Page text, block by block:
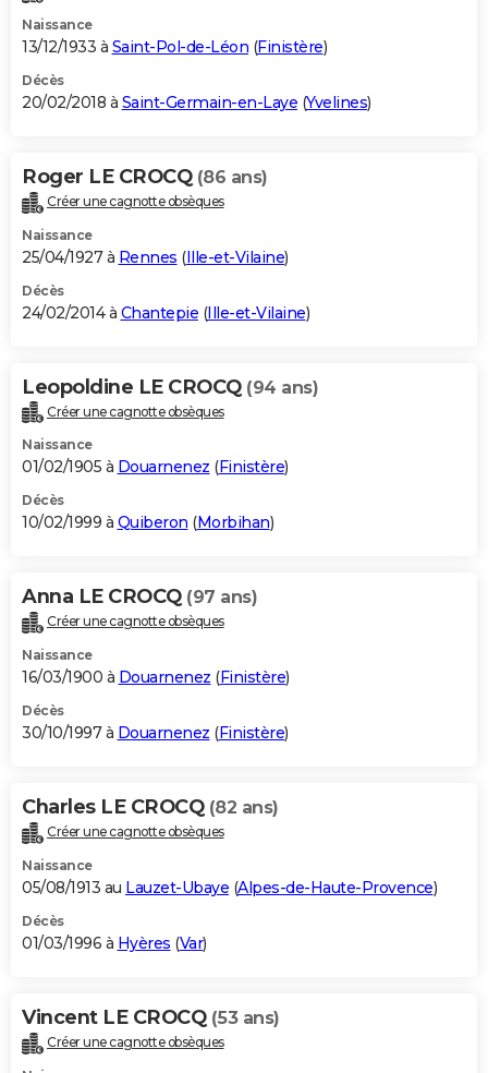
Naissance
13/12/1933 à Saint-Pol-de-Léon (Finistère)
Décès
20/02/2018 à Saint-Germain-en-Laye (Yvelines)
Roger LE CROCQ (86 ans)
Créer une cagnotte obsèques
Naissance
25/04/1927 à Rennes (Ille-et-Vilaine)
Décès
24/02/2014 à Chantepie (Ille-et-Vilaine)
Leopoldine LE CROCQ (94 ans)
Créer une cagnotte obsèques
Naissance
01/02/1905 à Douarnenez (Finistère)
Décès
10/02/1999 à Quiberon (Morbihan)
Anna LE CROCQ (97 ans)
Créer une cagnotte obsèques
Naissance
16/03/1900 à Douarnenez (Finistère)
Décès
30/10/1997 à Douarnenez (Finistère)
Charles LE CROCQ (82 ans)
Créer une cagnotte obsèques
Naissance
05/08/1913 au Lauzet-Ubaye (Alpes-de-Haute-Provence)
Décès
01/03/1996 à Hyères (Var)
Vincent LE CROCQ (53 ans)
Créer une cagnotte obsèques